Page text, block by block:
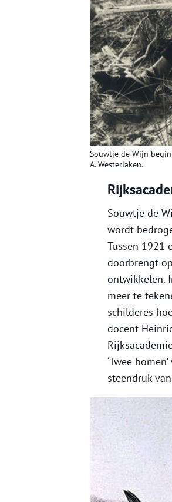
Souwtje de Wijn
A. Westerlaken.
Souwtje de
wordt
Tussen 1921
doorbrengt
ontwikkelen.
meer te
schilderes
docent
‘Twee
steendruk